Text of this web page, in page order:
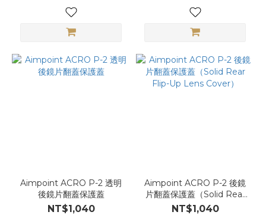
Aimpoint ACRO P-2 透明
後鏡片翻蓋保護蓋
NT$1,040
Aimpoint ACRO P-2 後鏡
片翻蓋保護蓋（Solid Rear
Flip-Up Lens Cover）
NT$1,040